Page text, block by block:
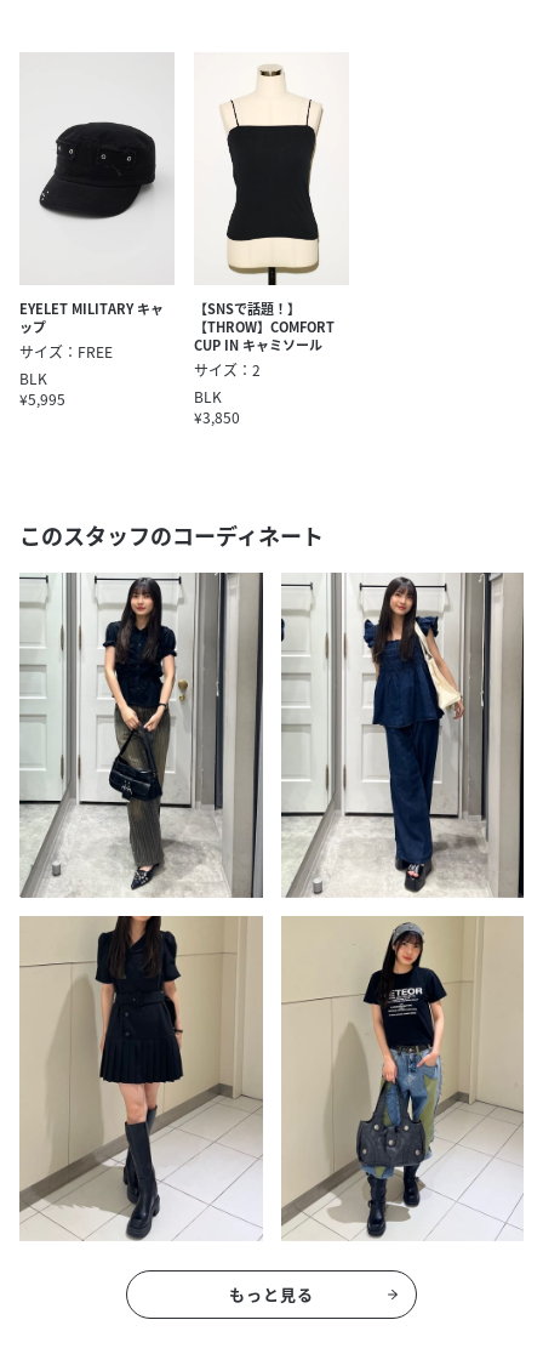
EYELET MILITARY キャ
ップ
サイズ：FREE
BLK
¥5,995
【SNSで話題！】
【THROW】COMFORT
CUP IN キャミソール
サイズ：2
BLK
¥3,850
このスタッフのコーディネート
もっと見る